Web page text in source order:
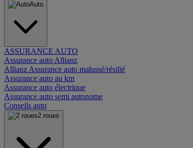
Auto
ASSURANCE AUTO
Assurance auto Allianz
Allianz Assurance auto malussé/résilié
Assurance auto au km
Assurance auto électrique
Assurance auto semi autonome
Conseils auto
2 roues